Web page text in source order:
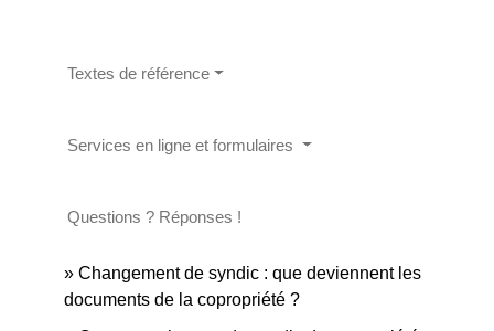
Textes de référence
Services en ligne et formulaires
Questions ? Réponses !
Changement de syndic : que deviennent les
documents de la copropriété ?